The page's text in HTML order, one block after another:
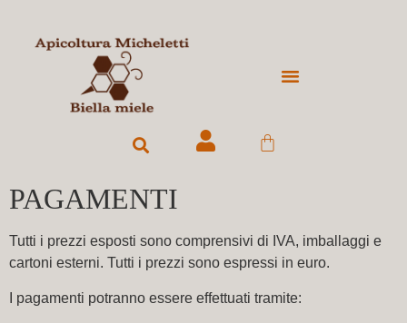
PAGAMENTI
Tutti i prezzi esposti sono comprensivi di IVA, imballaggi e
cartoni esterni. Tutti i prezzi sono espressi in euro.
I pagamenti potranno essere effettuati tramite: